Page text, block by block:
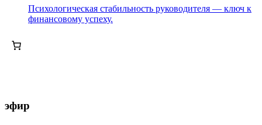
Психологическая стабильность руководителя — ключ к
финансовому успеху.
эфир